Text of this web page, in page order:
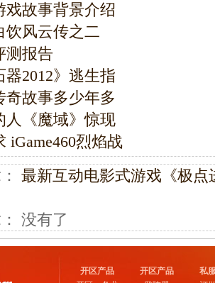
戏故事背景介绍
饮风云传之二
测报告
2012》逃生指
奇故事多少年多
人《魔域》惊现
iGame460烈焰战
最新互动电影式游戏《极点
没有了
开区产品
开区产品
私